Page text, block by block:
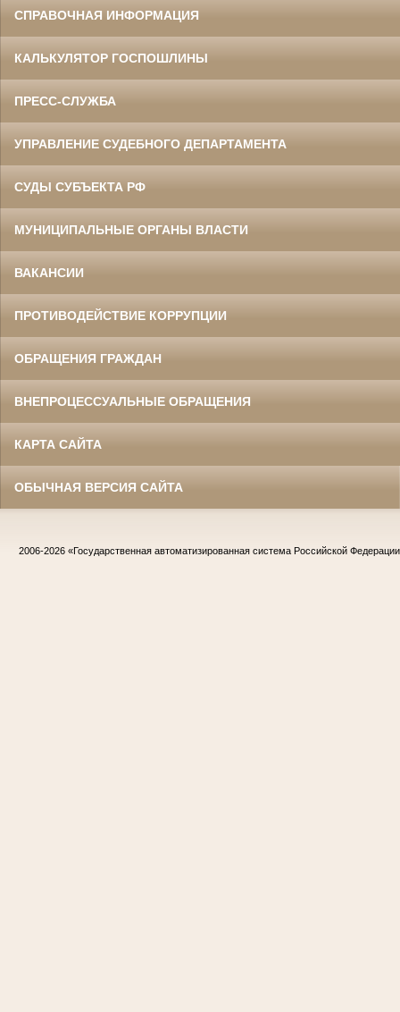
СПРАВОЧНАЯ ИНФОРМАЦИЯ
КАЛЬКУЛЯТОР ГОСПОШЛИНЫ
ПРЕСС-СЛУЖБА
УПРАВЛЕНИЕ СУДЕБНОГО ДЕПАРТАМЕНТА
СУДЫ СУБЪЕКТА РФ
МУНИЦИПАЛЬНЫЕ ОРГАНЫ ВЛАСТИ
ВАКАНСИИ
ПРОТИВОДЕЙСТВИЕ КОРРУПЦИИ
ОБРАЩЕНИЯ ГРАЖДАН
ВНЕПРОЦЕССУАЛЬНЫЕ ОБРАЩЕНИЯ
КАРТА САЙТА
ОБЫЧНАЯ ВЕРСИЯ САЙТА
2006-2026 «Государственная автоматизированная система Российской